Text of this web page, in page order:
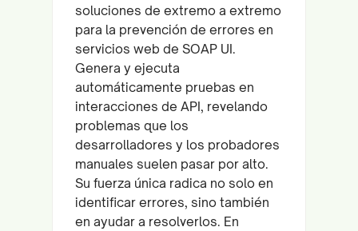
soluciones de extremo a extremo
para la prevención de errores en
servicios web de SOAP UI.
Genera y ejecuta
automáticamente pruebas en
interacciones de API, revelando
problemas que los
desarrolladores y los probadores
manuales suelen pasar por alto.
Su fuerza única radica no solo en
identificar errores, sino también
en ayudar a resolverlos. En